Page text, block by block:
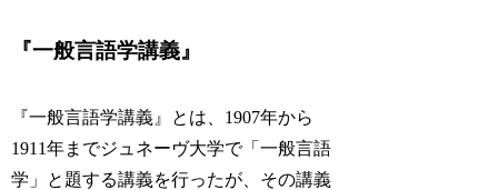
『一般言語学講義』
『一般言語学講義』とは、1907年から
1911年までジュネーヴ大学で「一般言語
学」と題する講義を行ったが、その講義